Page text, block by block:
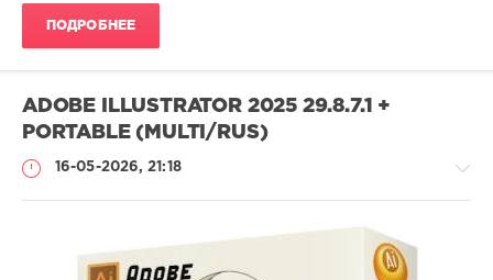
ПОДРОБНЕЕ
ADOBE ILLUSTRATOR 2025 29.8.7.1 +
PORTABLE (MULTI/RUS)
16-05-2026, 21:18